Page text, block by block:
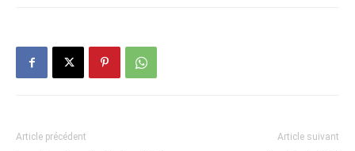
Article précédent Article suivant